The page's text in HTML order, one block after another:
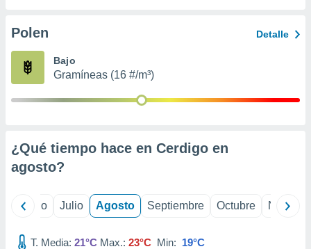
e
mediante
de
1199
Polen Detalle
Bajo
Gramíneas (16 #/m³)
¿Qué tiempo hace en Cerdigo en
agosto?
Junio Julio Agosto Septiembre Octubre
T. Media: 21°C Max.: 23°C Min: 19°C